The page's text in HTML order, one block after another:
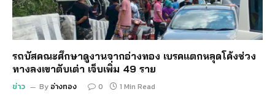
รถบัสคณะศึกษาดูงานจากอ่างทอง เบรคแตกหลุดโค้งช่วง
ทางลงเขาตับเต่า เจ็บเพิ่ม 49 ราย
ข่าว By อ่างทอง 0 1 Min Read